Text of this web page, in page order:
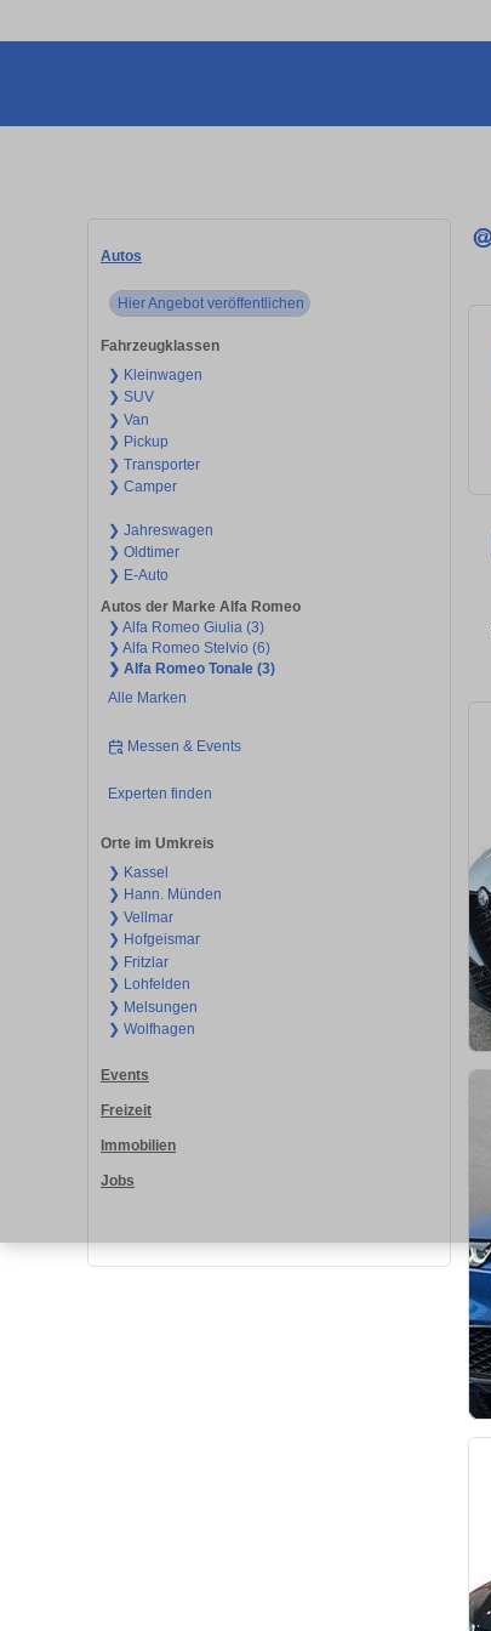
Autos
Hier Angebot veröffentlichen
Fahrzeugklassen
❯ Kleinwagen
❯ SUV
❯ Van
❯ Pickup
❯ Transporter
❯ Camper
❯ Jahreswagen
❯ Oldtimer
❯ E-Auto
Autos der Marke Alfa Romeo
❯ Alfa Romeo Giulia (3)
❯ Alfa Romeo Stelvio (6)
❯ Alfa Romeo Tonale (3)
Alle Marken
Messen & Events
Experten finden
Orte im Umkreis
❯ Kassel
❯ Hann. Münden
❯ Vellmar
❯ Hofgeismar
❯ Fritzlar
❯ Lohfelden
❯ Melsungen
❯ Wolfhagen
Events
Freizeit
Immobilien
Jobs